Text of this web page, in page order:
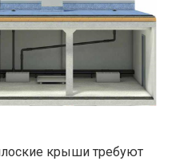
крыши требуют